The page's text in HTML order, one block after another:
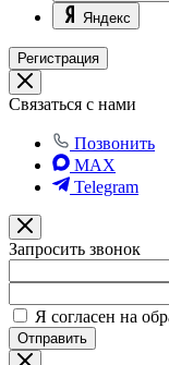
Яндекс
Регистрация
Связаться с нами
Позвонить
MAX
Telegram
Запросить звонок
Я согласен на
Отправить